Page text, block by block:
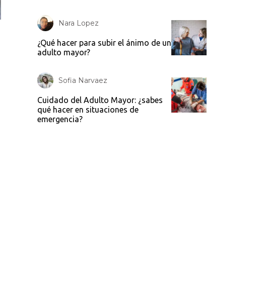
Nara Lopez
¿Qué hacer para subir el ánimo de un
adulto mayor?
Sofia Narvaez
Cuidado del Adulto Mayor: ¿sabes
qué hacer en situaciones de
emergencia?